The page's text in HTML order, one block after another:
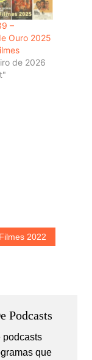
–
Ouro 2025
de 2026
2022
Podcasts
podcasts
que